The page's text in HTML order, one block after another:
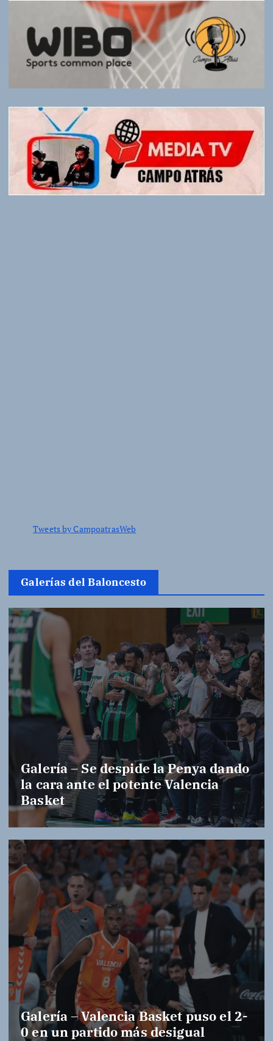
Tweets by CampoatrasWeb
Galerías del Baloncesto
Galería – Se despide la Penya dando
la cara ante el potente Valencia
Basket
Galería – Valencia Basket puso el 2-
0 en un partido más desigual